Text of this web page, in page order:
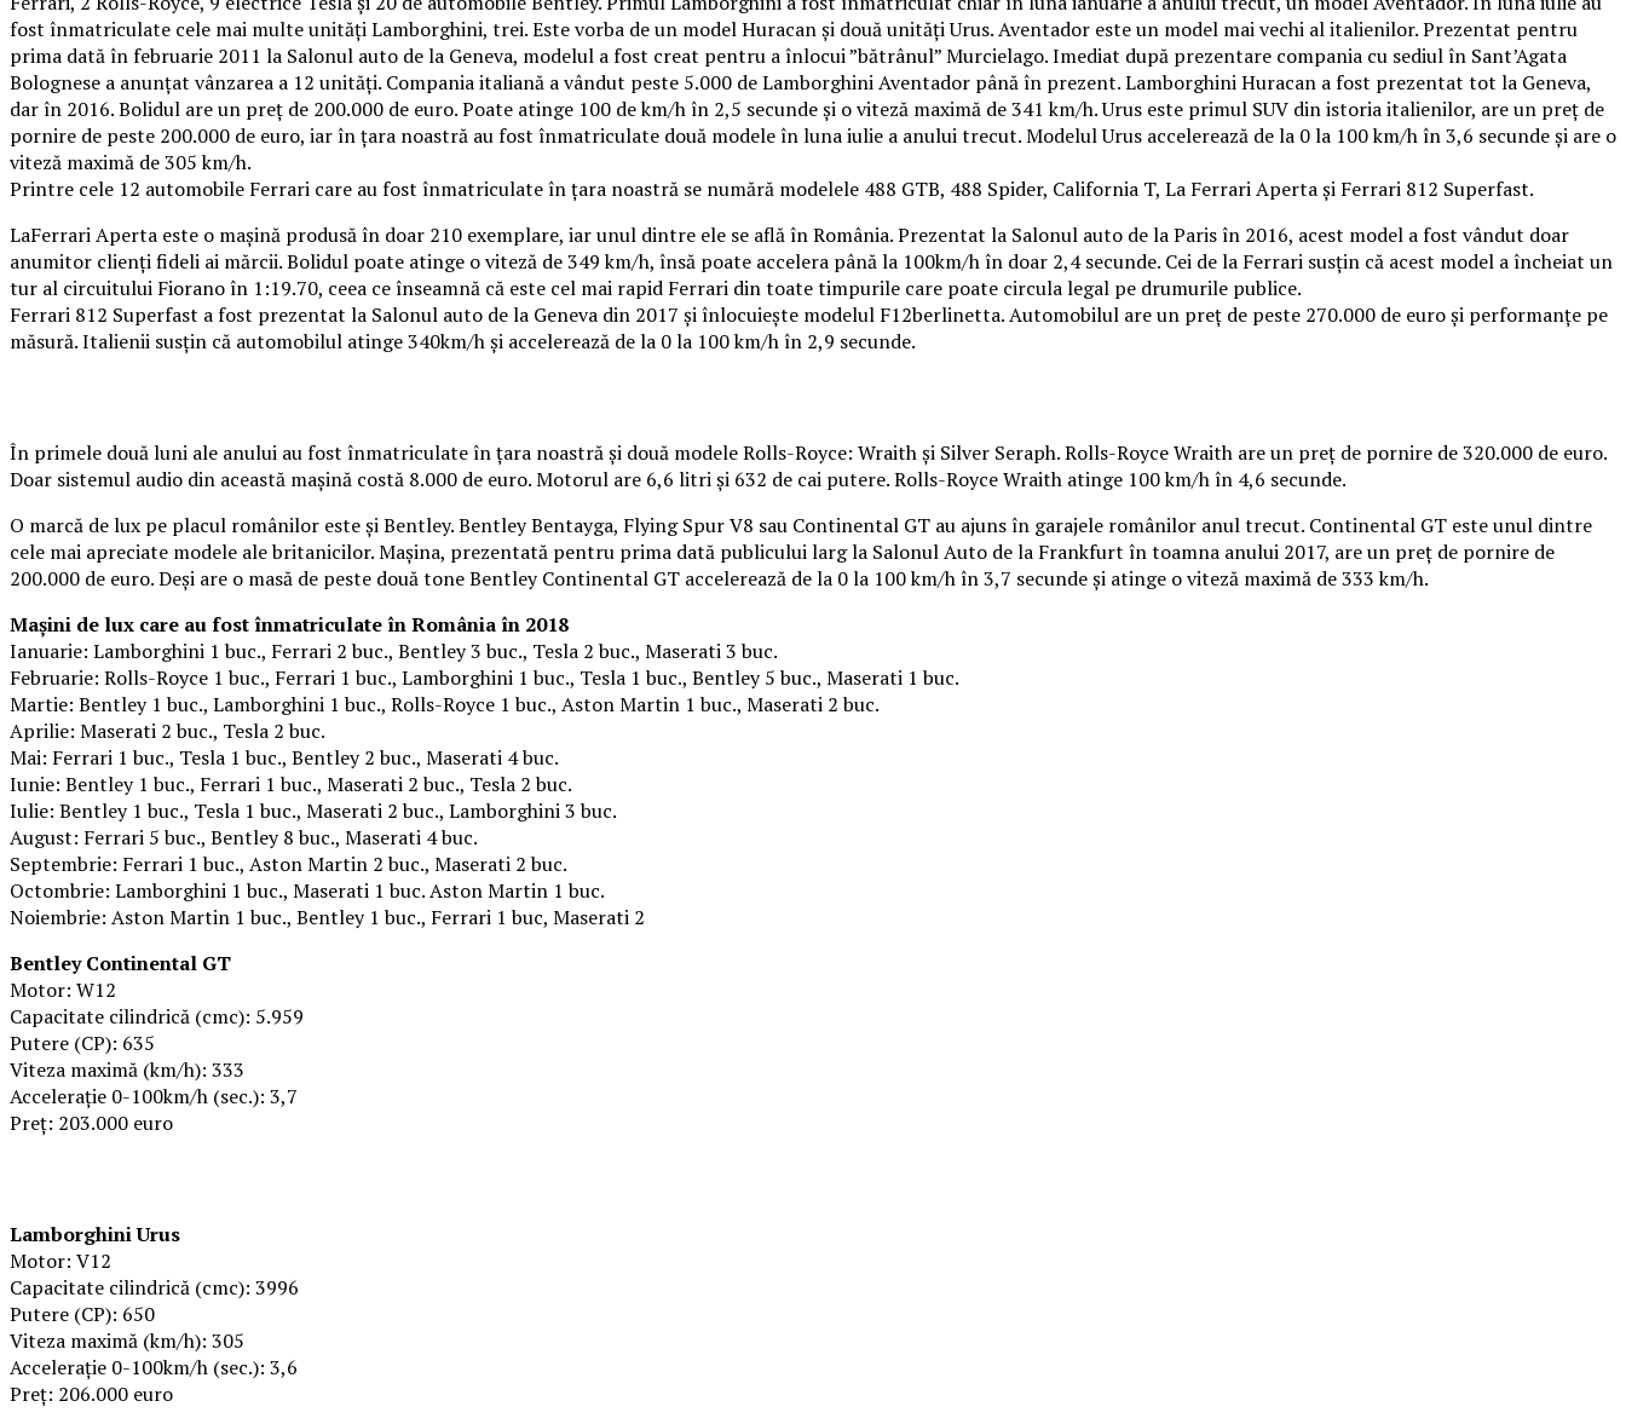
fost înmatriculate cele mai multe unități Lamborghini, trei. Este vorba de un model Huracan și două unități Urus. Aventador este un model mai vechi al italienilor. Prezentat pentru
prima dată în februarie 2011 la Salonul auto de la Geneva, modelul a fost creat pentru a înlocui ”bătrânul” Murcielago. Imediat după prezentare compania cu sediul în Sant’Agata
Bolognese a anunțat vânzarea a 12 unități. Compania italiană a vândut peste 5.000 de Lamborghini Aventador până în prezent. Lamborghini Huracan a fost prezentat tot la Geneva,
dar în 2016. Bolidul are un preț de 200.000 de euro. Poate atinge 100 de km/h în 2,5 secunde și o viteză maximă de 341 km/h. Urus este primul SUV din istoria italienilor, are un preț de
pornire de peste 200.000 de euro, iar în țara noastră au fost înmatriculate două modele în luna iulie a anului trecut. Modelul Urus accelerează de la 0 la 100 km/h în 3,6 secunde și are o
viteză maximă de 305 km/h.
Printre cele 12 automobile Ferrari care au fost înmatriculate în țara noastră se numără modelele 488 GTB, 488 Spider, California T, La Ferrari Aperta și Ferrari 812 Superfast.
LaFerrari Aperta este o mașină produsă în doar 210 exemplare, iar unul dintre ele se află în România. Prezentat la Salonul auto de la Paris în 2016, acest model a fost vândut doar
anumitor clienți fideli ai mărcii. Bolidul poate atinge o viteză de 349 km/h, însă poate accelera până la 100km/h în doar 2,4 secunde. Cei de la Ferrari susțin că acest model a încheiat un
tur al circuitului Fiorano în 1:19.70, ceea ce înseamnă că este cel mai rapid Ferrari din toate timpurile care poate circula legal pe drumurile publice.
Ferrari 812 Superfast a fost prezentat la Salonul auto de la Geneva din 2017 și înlocuiește modelul F12berlinetta. Automobilul are un preț de peste 270.000 de euro și performanțe pe
măsură. Italienii susțin că automobilul atinge 340km/h și accelerează de la 0 la 100 km/h în 2,9 secunde.
În primele două luni ale anului au fost înmatriculate în țara noastră și două modele Rolls-Royce: Wraith și Silver Seraph. Rolls-Royce Wraith are un preț de pornire de 320.000 de euro.
Doar sistemul audio din această mașină costă 8.000 de euro. Motorul are 6,6 litri și 632 de cai putere. Rolls-Royce Wraith atinge 100 km/h în 4,6 secunde.
O marcă de lux pe placul românilor este și Bentley. Bentley Bentayga, Flying Spur V8 sau Continental GT au ajuns în garajele românilor anul trecut. Continental GT este unul dintre
cele mai apreciate modele ale britanicilor. Mașina, prezentată pentru prima dată publicului larg la Salonul Auto de la Frankfurt în toamna anului 2017, are un preț de pornire de
200.000 de euro. Deși are o masă de peste două tone Bentley Continental GT accelerează de la 0 la 100 km/h în 3,7 secunde și atinge o viteză maximă de 333 km/h.
Mașini de lux care au fost înmatriculate în România în 2018
Ianuarie: Lamborghini 1 buc., Ferrari 2 buc., Bentley 3 buc., Tesla 2 buc., Maserati 3 buc.
Februarie: Rolls-Royce 1 buc., Ferrari 1 buc., Lamborghini 1 buc., Tesla 1 buc., Bentley 5 buc., Maserati 1 buc.
Martie: Bentley 1 buc., Lamborghini 1 buc., Rolls-Royce 1 buc., Aston Martin 1 buc., Maserati 2 buc.
Aprilie: Maserati 2 buc., Tesla 2 buc.
Mai: Ferrari 1 buc., Tesla 1 buc., Bentley 2 buc., Maserati 4 buc.
Iunie: Bentley 1 buc., Ferrari 1 buc., Maserati 2 buc., Tesla 2 buc.
Iulie: Bentley 1 buc., Tesla 1 buc., Maserati 2 buc., Lamborghini 3 buc.
August: Ferrari 5 buc., Bentley 8 buc., Maserati 4 buc.
Septembrie: Ferrari 1 buc., Aston Martin 2 buc., Maserati 2 buc.
Octombrie: Lamborghini 1 buc., Maserati 1 buc. Aston Martin 1 buc.
Noiembrie: Aston Martin 1 buc., Bentley 1 buc., Ferrari 1 buc, Maserati 2
Bentley Continental GT
Motor: W12
Capacitate cilindrică (cmc): 5.959
Putere (CP): 635
Viteza maximă (km/h): 333
Acceleraţie 0-100km/h (sec.): 3,7
Preţ: 203.000 euro
Lamborghini Urus
Motor: V12
Capacitate cilindrică (cmc): 3996
Putere (CP): 650
Viteza maximă (km/h): 305
Acceleraţie 0-100km/h (sec.): 3,6
Preţ: 206.000 euro